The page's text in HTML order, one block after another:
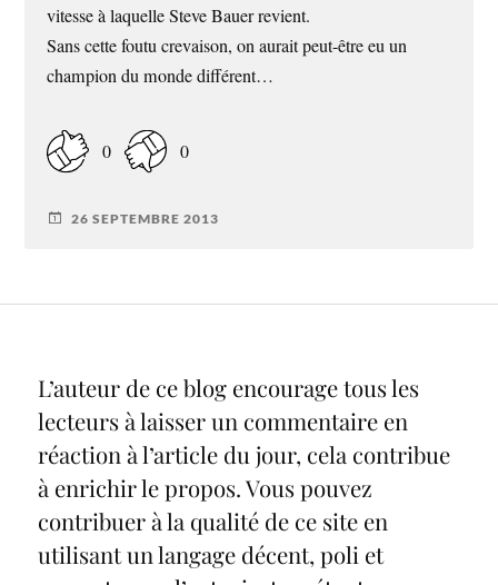
vitesse à laquelle Steve Bauer revient.
Sans cette foutu crevaison, on aurait peut-être eu un
champion du monde différent…
0 0
26 SEPTEMBRE 2013
L’auteur de ce blog encourage tous les
lecteurs à laisser un commentaire en
réaction à l’article du jour, cela contribue
à enrichir le propos. Vous pouvez
contribuer à la qualité de ce site en
utilisant un langage décent, poli et